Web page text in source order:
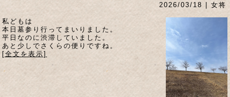
2026/03/18 | 女将
私どもは
本日墓参り行ってまいりました。
平日なのに渋滞していました。
あと少しでさくらの便りですね。
[全文を表示]